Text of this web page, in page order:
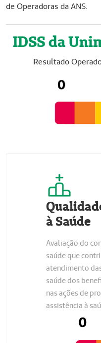
de Operadoras da ANS.
IDSS da
Resultado
à Saúde
Avaliação do
saúde que
atendimento
saúde dos
nas ações de
assistência à